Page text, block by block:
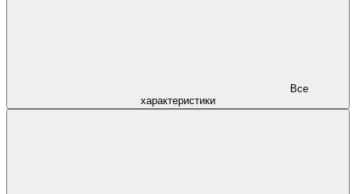
характеристики